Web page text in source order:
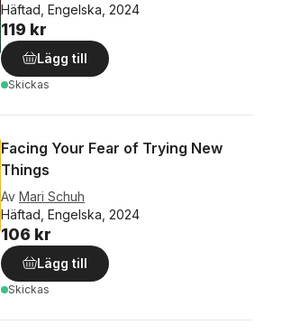
Häftad, Engelska, 2024
119 kr
Lägg till
Skickas
Facing Your Fear of Trying New
Things
Av Mari Schuh
Häftad, Engelska, 2024
106 kr
Lägg till
Skickas